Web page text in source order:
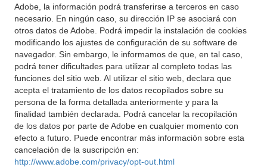
Adobe, la información podrá transferirse a terceros en caso
necesario. En ningún caso, su dirección IP se asociará con
otros datos de Adobe. Podrá impedir la instalación de cookies
modificando los ajustes de configuración de su software de
navegador. Sin embargo, le informamos de que, en tal caso,
podrá tener dificultades para utilizar al completo todas las
funciones del sitio web. Al utilizar el sitio web, declara que
acepta el tratamiento de los datos recopilados sobre su
persona de la forma detallada anteriormente y para la
finalidad también declarada. Podrá cancelar la recopilación
de los datos por parte de Adobe en cualquier momento con
efecto a futuro. Puede encontrar más información sobre esta
cancelación de la suscripción en:
http://www.adobe.com/privacy/opt-out.html